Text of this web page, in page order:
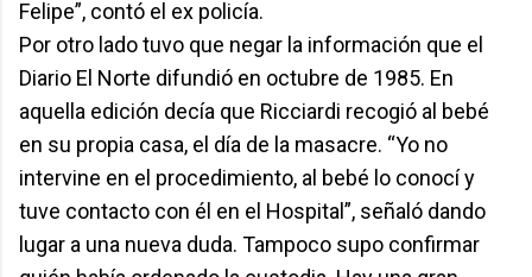
Felipe”, contó el ex policía.
Por otro lado tuvo que negar la información que el
Diario El Norte difundió en octubre de 1985. En
aquella edición decía que Ricciardi recogió al bebé
en su propia casa, el día de la masacre. “Yo no
intervine en el procedimiento, al bebé lo conocí y
tuve contacto con él en el Hospital”, señaló dando
lugar a una nueva duda. Tampoco supo confirmar